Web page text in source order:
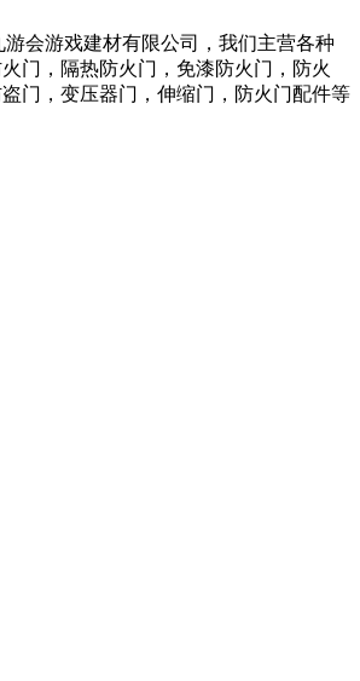
游会游戏建材有限公司，我们主营各种
门，隔热防火门，免漆防火门，防火
门，变压器门，伸缩门，防火门配件等